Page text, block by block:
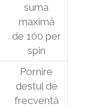
suma
maximă
de 100 per
spin
Pornire
destul de
frecventă